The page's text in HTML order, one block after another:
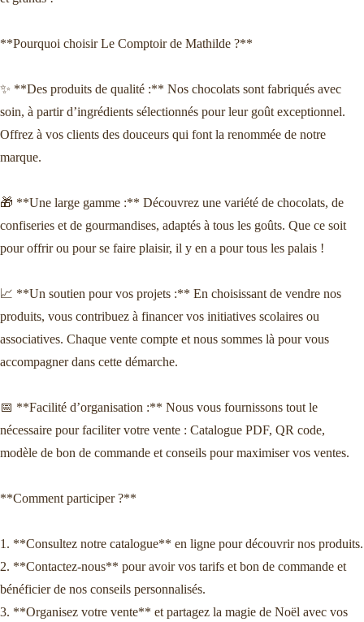
**Pourquoi choisir Le Comptoir de Mathilde ?**
✨ **Des produits de qualité :** Nos chocolats sont fabriqués avec
soin, à partir d’ingrédients sélectionnés pour leur goût exceptionnel.
Offrez à vos clients des douceurs qui font la renommée de notre
marque.
🎁 **Une large gamme :** Découvrez une variété de chocolats, de
confiseries et de gourmandises, adaptés à tous les goûts. Que ce soit
pour offrir ou pour se faire plaisir, il y en a pour tous les palais !
📈 **Un soutien pour vos projets :** En choisissant de vendre nos
produits, vous contribuez à financer vos initiatives scolaires ou
associatives. Chaque vente compte et nous sommes là pour vous
accompagner dans cette démarche.
📅 **Facilité d’organisation :** Nous vous fournissons tout le
nécessaire pour faciliter votre vente : Catalogue PDF, QR code,
modèle de bon de commande et conseils pour maximiser vos ventes.
**Comment participer ?**
1. **Consultez notre catalogue** en ligne pour découvrir nos produits.
2. **Contactez-nous** pour avoir vos tarifs et bon de commande et
bénéficier de nos conseils personnalisés.
3. **Organisez votre vente** et partagez la magie de Noël avec vos